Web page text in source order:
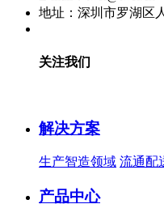
地址：深圳市罗湖区
关注我们
解决方案
生产智造领域 流通配
产品中心